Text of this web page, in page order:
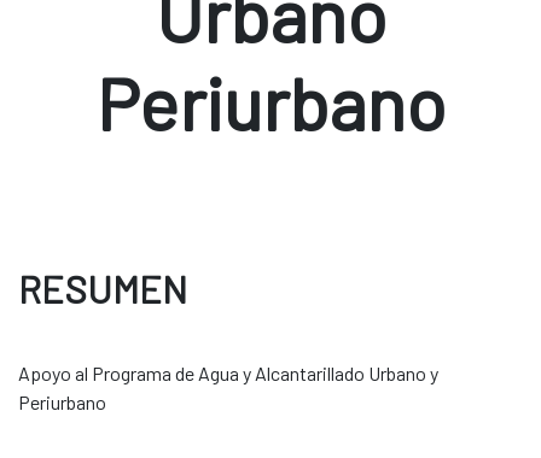
Periurbano
RESUMEN
Apoyo al Programa de Agua y Alcantarillado Urbano y
Periurbano